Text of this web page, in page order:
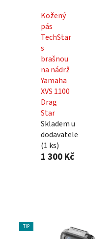
Kožený
pás
TechStar
s
brašnou
na nádrž
Yamaha
XVS 1100
Drag
Star
Skladem u
dodavatele
(1 ks)
1 300 Kč
TIP